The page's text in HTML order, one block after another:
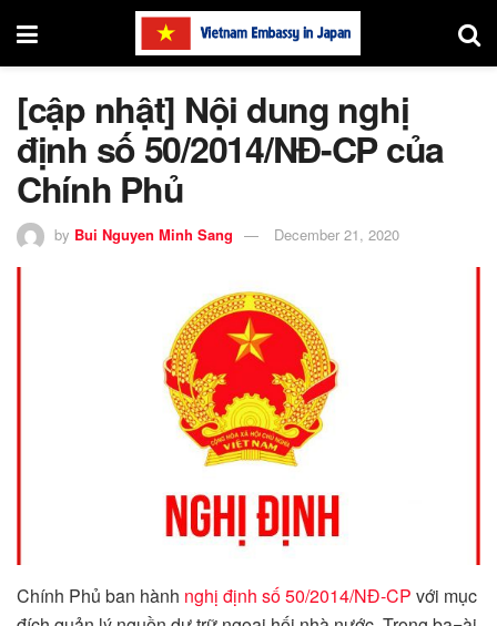
[cập nhật] Nội dung nghị
định số 50/2014/NĐ-CP của
Chính Phủ
by Bui Nguyen Minh Sang December 21, 2020
Chính Phủ ban hành nghị định số 50/2014/NĐ-CP với mục